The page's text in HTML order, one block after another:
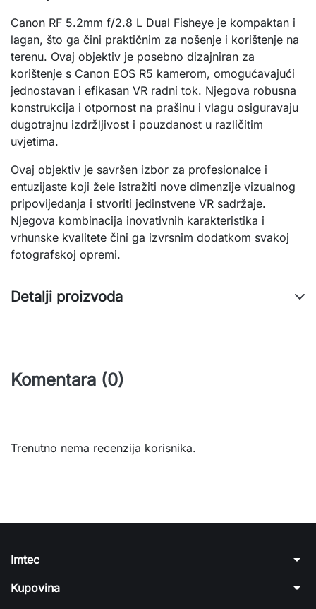
Canon RF 5.2mm f/2.8 L Dual Fisheye je kompaktan i
lagan, što ga čini praktičnim za nošenje i korištenje na
terenu. Ovaj objektiv je posebno dizajniran za
korištenje s Canon EOS R5 kamerom, omogućavajući
jednostavan i efikasan VR radni tok. Njegova robusna
konstrukcija i otpornost na prašinu i vlagu osiguravaju
dugotrajnu izdržljivost i pouzdanost u različitim
uvjetima.
Ovaj objektiv je savršen izbor za profesionalce i
entuzijaste koji žele istražiti nove dimenzije vizualnog
pripovijedanja i stvoriti jedinstvene VR sadržaje.
Njegova kombinacija inovativnih karakteristika i
vrhunske kvalitete čini ga izvrsnim dodatkom svakoj
fotografskoj opremi.
Detalji proizvoda
Komentara (0)
Trenutno nema recenzija korisnika.
Imtec arrow_drop_down
Kupovina
arrow_drop_down